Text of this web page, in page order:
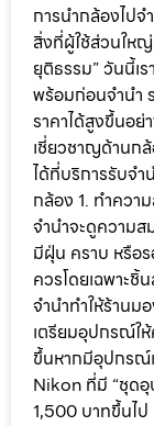
การนำกล้องไป
สิ่งที่ผู้ใช้ส่วนให
ยุติธรรม” วันนี้เ
พร้อมก่อนจำนำ
ราคาได้สูงขึ้นอ
เชี่ยวชาญด้านกล้
ได้ที่บริการรับจ
กล้อง 1. ทำควา
จำนำจะดูความ
มีฝุ่น คราบ หรือ
ควรโดยเฉพาะ
จำนำทำให้ร้านม
เตรียมอุปกรณ์ใ
ขึ้นหากมีอุปกรณ์
Nikon ที่มี “ชุด
1,500 บาทขึ้นไป